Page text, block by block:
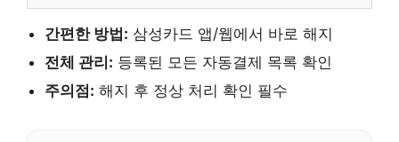
간편한 방법: 삼성카드 앱/웹에서 바로 해지
전체 관리: 등록된 모든 자동결제 목록 확인
주의점: 해지 후 정상 처리 확인 필수